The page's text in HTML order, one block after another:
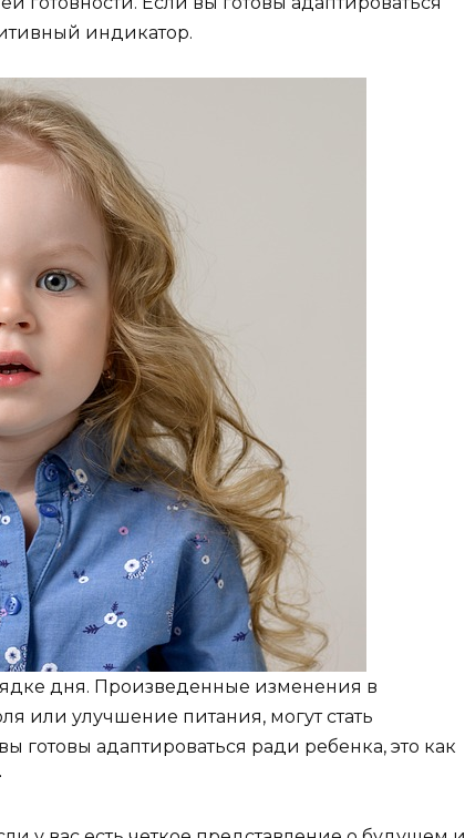
индикатор.
дня. Произведенные изменения в
или улучшение питания, могут стать
готовы адаптироваться ради ребенка, это как